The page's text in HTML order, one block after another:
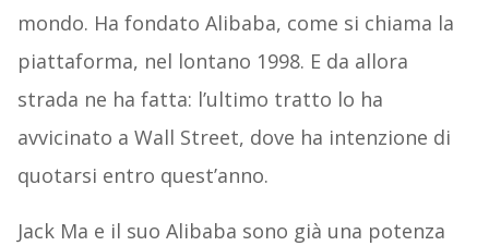
mondo. Ha fondato Alibaba, come si chiama la
piattaforma, nel lontano 1998. E da allora
strada ne ha fatta: l’ultimo tratto lo ha
avvicinato a Wall Street, dove ha intenzione di
quotarsi entro quest’anno.
Jack Ma e il suo Alibaba sono già una potenza